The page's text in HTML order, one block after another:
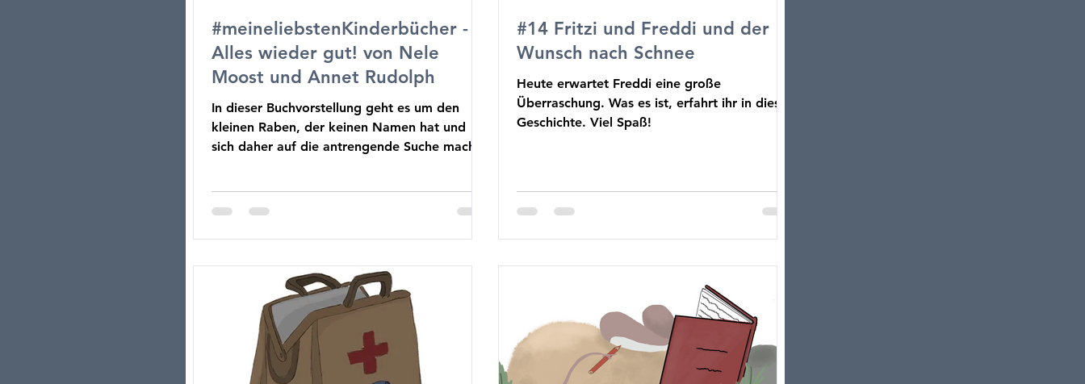
#meineliebstenKinderbücher -
Alles wieder gut! von Nele
Moost und Annet Rudolph
In dieser Buchvorstellung geht es um den
kleinen Raben, der keinen Namen hat und
sich daher auf die antrengende Suche macht.
#14 Fritzi und Freddi und der
Wunsch nach Schnee
Heute erwartet Freddi eine große
Überraschung. Was es ist, erfahrt ihr in dieser
Geschichte. Viel Spaß!